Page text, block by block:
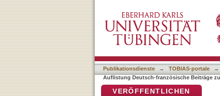
Publikationsdienste → TOBIAS-portale →
Auflistung Deutsch-französische Beiträge
VERÖFFENTLICHEN